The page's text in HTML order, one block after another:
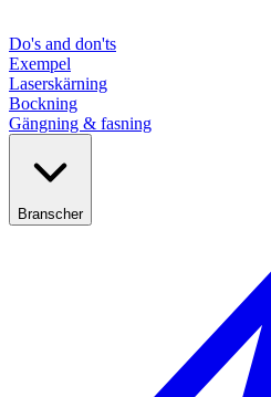
Do's and don'ts
Exempel
Laserskärning
Bockning
Gängning & fasning
Branscher